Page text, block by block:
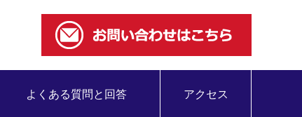
よくある質問と回答 アクセス